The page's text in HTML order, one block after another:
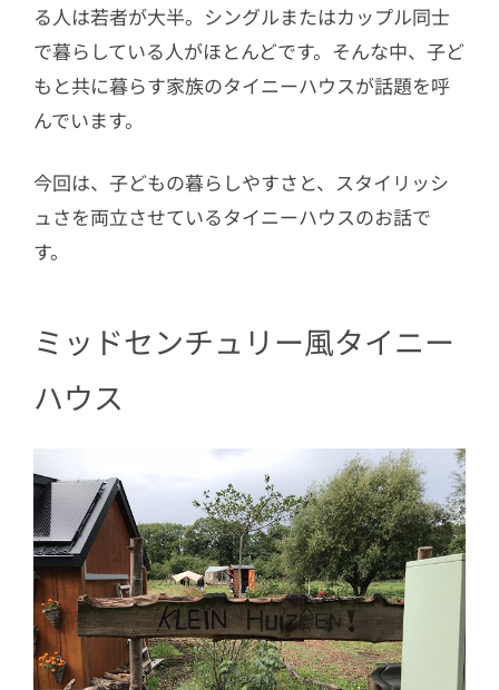
る人は若者が大半。シングルまたはカップル同士
で暮らしている人がほとんどです。そんな中、子ど
もと共に暮らす家族のタイニーハウスが話題を呼
んでいます。
今回は、子どもの暮らしやすさと、スタイリッシ
ュさを両立させているタイニーハウスのお話で
す。
ミッドセンチュリー風タイニー
ハウス